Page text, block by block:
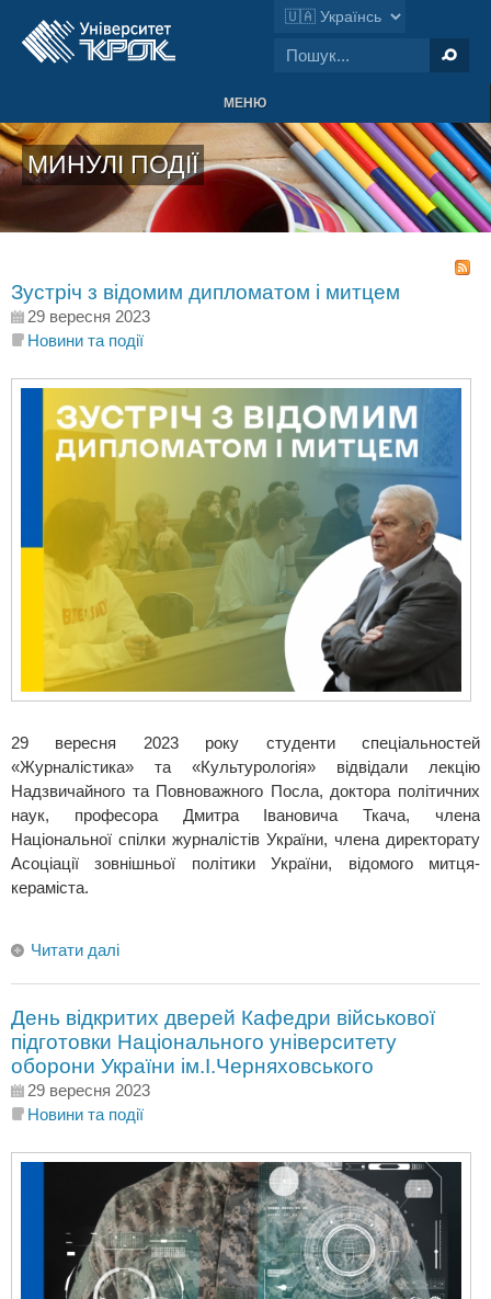
МЕНЮ
МИНУЛІ ПОДІЇ
Зустріч з відомим дипломатом і митцем
29 вересня 2023
Новини та події
29 вересня 2023 року студенти спеціальностей
«Журналістика» та «Культурологія» відвідали лекцію
Надзвичайного та Повноважного Посла, доктора політичних
наук, професора Дмитра Івановича Ткача, члена
Національної спілки журналістів України, члена директорату
Асоціації зовнішньої політики України, відомого митця-
кераміста.
Читати далі
День відкритих дверей Кафедри військової
підготовки Національного університету
оборони України ім.І.Черняховського
29 вересня 2023
Новини та події